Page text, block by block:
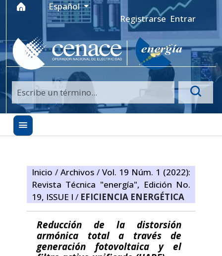
Ir al menú de navegación principal
Ir al contenido principal
Ir al pie de página del sitio
Idioma
Español
Registrarse Entrar
Inicio / Archivos / Vol. 19 Núm. 1 (2022):
Revista Técnica "energía", Edición No.
19, ISSUE I / EFICIENCIA ENERGÉTICA
Reducción de la distorsión
armónica total a través de
generación fotovoltaica y el